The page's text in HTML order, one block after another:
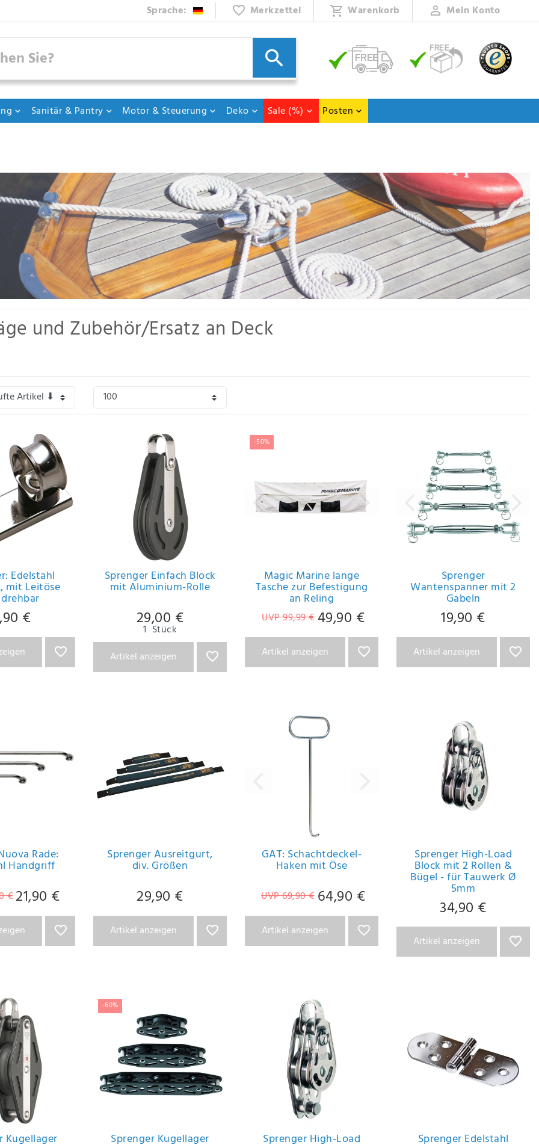
Sprache: Merkzettel Warenkorb Mein Konto
Sanitär & Pantry Motor & Steuerung Deko Sale (%) Posten
und Zubehör/Ersatz an Deck
Edelstahl
mit Leitöse
drehbar
€
Sprenger Einfach Block
mit Aluminium-Rolle
29,00 €
1 Stück
Artikel anzeigen
-50%
Magic Marine lange
Tasche zur Befestigung
an Reling
UVP 99,99 € 49,90 €
Artikel anzeigen
Sprenger
Wantenspanner mit 2
Gabeln
19,90 €
Artikel anzeigen
Rade:
Handgriff
€ 21,90 €
Sprenger Ausreitgurt,
div. Größen
29,90 €
Artikel anzeigen
GAT: Schachtdeckel-
Haken mit Öse
UVP 69,90 € 64,90 €
Artikel anzeigen
Sprenger High-Load
Block mit 2 Rollen &
Bügel - für Tauwerk Ø
5mm
34,90 €
Artikel anzeigen
Kugellager
-60%
Sprenger Kugellager Sprenger High-Load Sprenger Edelstahl